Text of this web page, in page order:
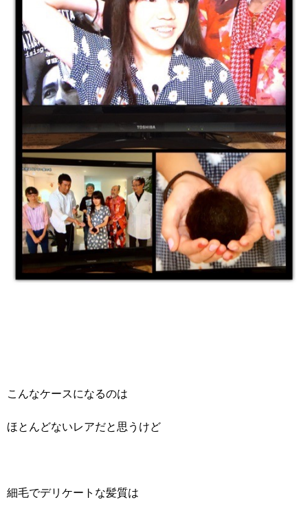
こんなケースになるのは
ほとんどないレアだと思うけど
細毛でデリケートな髪質は